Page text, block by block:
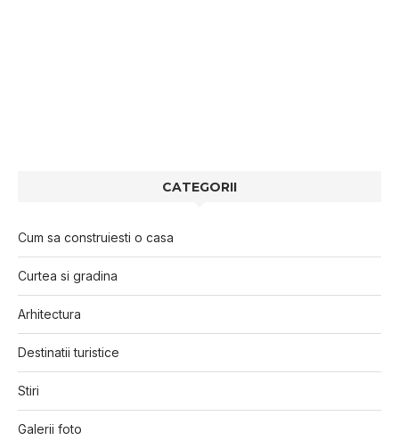
CATEGORII
Cum sa construiesti o casa
Curtea si gradina
Arhitectura
Destinatii turistice
Stiri
Galerii foto